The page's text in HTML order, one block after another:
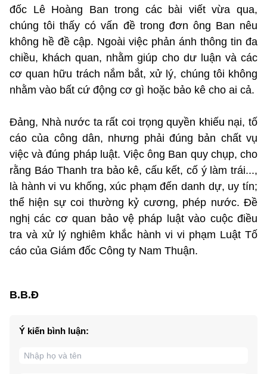
đốc Lê Hoàng Ban trong các bài viết vừa qua,
chúng tôi thấy có vấn đề trong đơn ông Ban nêu
không hề đề cập. Ngoài việc phản ánh thông tin đa
chiều, khách quan, nhằm giúp cho dư luận và các
cơ quan hữu trách nắm bắt, xử lý, chúng tôi không
nhằm vào bất cứ động cơ gì hoặc bảo kê cho ai cả.
Đảng, Nhà nước ta rất coi trọng quyền khiếu nại, tố
cáo của công dân, nhưng phải đúng bản chất vụ
việc và đúng pháp luật. Việc ông Ban quy chụp, cho
rằng Báo Thanh tra bảo kê, cấu kết, cố ý làm trái...,
là hành vi vu khống, xúc phạm đến danh dự, uy tín;
thể hiện sự coi thường kỷ cương, phép nước. Đề
nghị các cơ quan bảo vệ pháp luật vào cuộc điều
tra và xử lý nghiêm khắc hành vi vi phạm Luật Tố
cáo của Giám đốc Công ty Nam Thuận.
B.B.Đ
Ý kiến bình luận: